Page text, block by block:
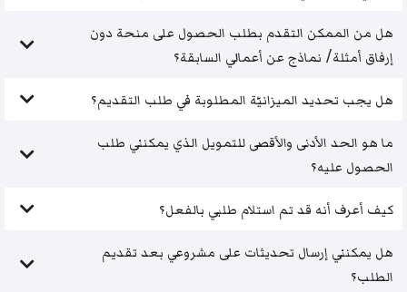
هل من الممكن التقدم بطلب الحصول على منحة دون
إرفاق أمثلة/ نماذج عن أعمالي السابقة؟
هل يجب تحديد الميزانيّة المطلوبة في طلب التقديم؟
ما هو الحد الأدنى والأقصى للتمويل الذي يمكنني طلب
الحصول عليه؟
كيف أعرف أنه قد تم استلام طلبي بالفعل؟
هل يمكنني إرسال تحديثات على مشروعي بعد تقديم
الطلب؟